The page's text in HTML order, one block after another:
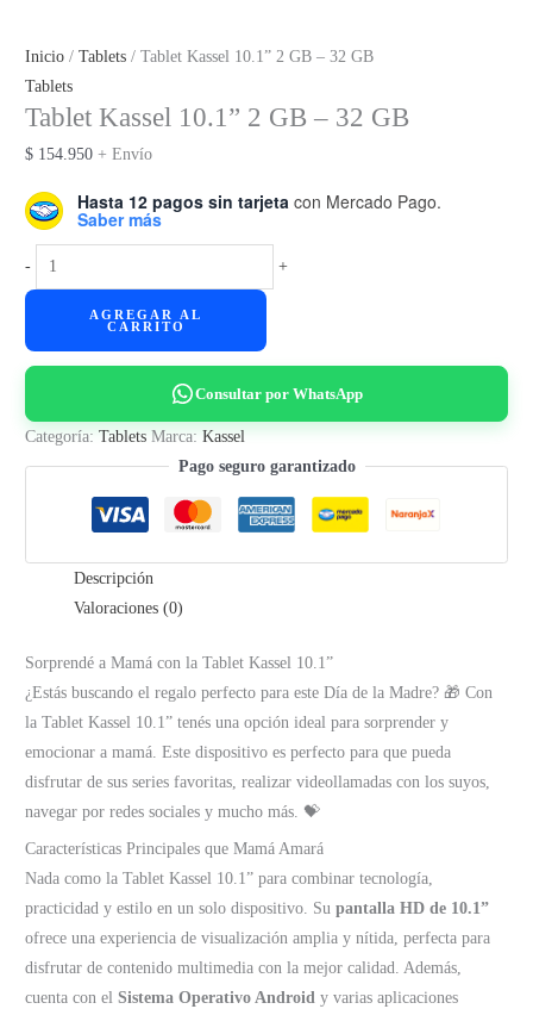
Inicio /Tablets / Tablet Kassel 10.1” 2 GB – 32 GB
Tablets
Tablet Kassel 10.1” 2 GB – 32 GB
$ 154.950 + Envío
Hasta 12 pagos sin tarjeta con Mercado Pago.
Saber más
-
Tablet
Kassel
32
GB
+
AGREGAR AL
CARRITO
Consultar por WhatsApp
Categoría:Tablets Marca:Kassel
Pago seguro garantizado
Descripción
Valoraciones (0)
Sorprendé a Mamá con la Tablet Kassel 10.1”
¿Estás buscando el regalo perfecto para este Día de la Madre? 🎁 Con
la Tablet Kassel 10.1” tenés una opción ideal para sorprender y
emocionar a mamá. Este dispositivo es perfecto para que pueda
disfrutar de sus series favoritas, realizar videollamadas con los suyos,
navegar por redes sociales y mucho más. 💝
Características Principales que Mamá Amará
Nada como la Tablet Kassel 10.1” para combinar tecnología,
practicidad y estilo en un solo dispositivo. Supantalla HD de 10.1”
ofrece una experiencia de visualización amplia y nítida, perfecta para
disfrutar de contenido multimedia con la mejor calidad. Además,
cuenta con elSistema Operativo Android y varias aplicaciones